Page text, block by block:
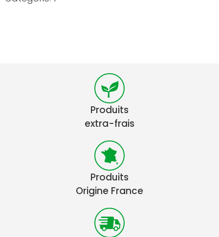
Produits
extra-frais
Produits
Origine France